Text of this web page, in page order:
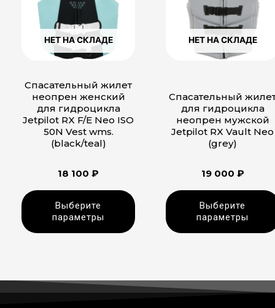
НЕТ НА СКЛАДЕ
Спасательный жилет
неопрен женский
для гидроцикла
Jetpilot RX F/E Neo ISO
50N Vest wms.
(black/teal)
18 100 ₽
Выберите
параметры
Опции
можно
выбрать
на
странице
НЕТ НА СКЛАДЕ
Спасательный
для гидроцикла
неопрен мужской
Jetpilot RX Vault Neo
(grey)
19 000 ₽
Выберите
параметры
Опции
можно
на
странице